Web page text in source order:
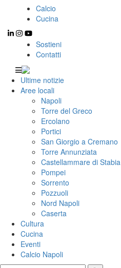
Calcio
Cucina
Sostieni
Contatti
Ultime notizie
Aree locali
Napoli
Torre del Greco
Ercolano
Portici
San Giorgio a Cremano
Torre Annunziata
Castellammare di Stabia
Pompei
Sorrento
Pozzuoli
Nord Napoli
Caserta
Cultura
Cucina
Eventi
Calcio Napoli